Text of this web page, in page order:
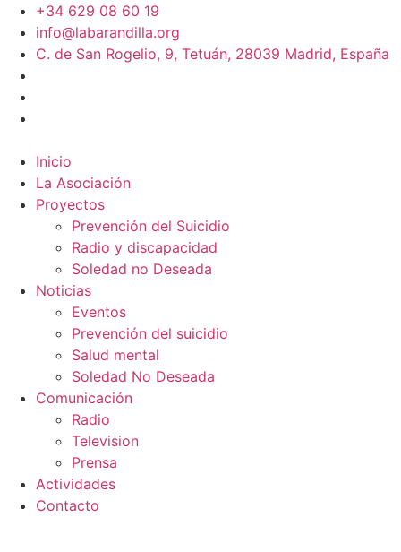
+34 629 08 60 19
info@labarandilla.org
C. de San Rogelio, 9, Tetuán, 28039 Madrid, España
Inicio
La Asociación
Proyectos
Prevención del Suicidio
Radio y discapacidad
Soledad no Deseada
Noticias
Eventos
Prevención del suicidio
Salud mental
Soledad No Deseada
Comunicación
Radio
Television
Prensa
Actividades
Contacto